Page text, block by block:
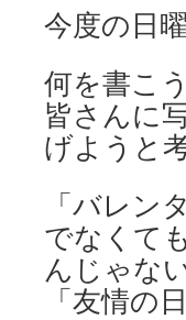
今度の日
何を書こ
皆さんに
げようと
「バレン
でなくて
んじゃな
「友情の